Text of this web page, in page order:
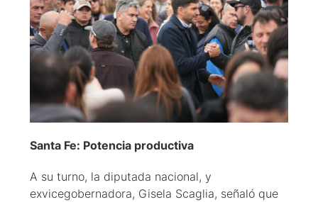
Santa Fe: Potencia productiva
A su turno, la diputada nacional, y
exvicegobernadora, Gisela Scaglia, señaló que